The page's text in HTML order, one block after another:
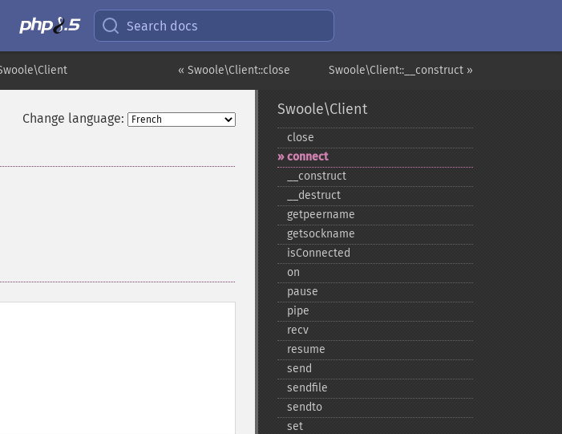
Search docs
Swoole\Client::__construct »
« Swoole\Client::close
Change language:
Swoole\Client
close
connect
_​_​construct
_​_​destruct
getpeername
getsockname
isConnected
on
pause
pipe
recv
resume
send
sendfile
sendto
set